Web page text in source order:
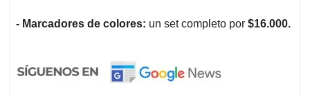
- Marcadores de colores: un set completo por $16.000.